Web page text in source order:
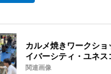
カルメ焼きワークシ
イバーシティ・ユネス
関連画像